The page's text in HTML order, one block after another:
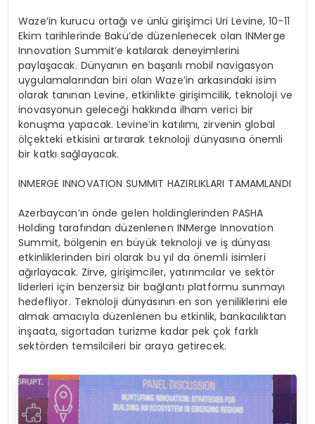
Waze’in kurucu ortağı ve ünlü girişimci Uri Levine, 10-11
Ekim tarihlerinde Bakü’de düzenlenecek olan INMerge
Innovation Summit’e katılarak deneyimlerini
paylaşacak. Dünyanın en başarılı mobil navigasyon
uygulamalarından biri olan Waze’in arkasındaki isim
olarak tanınan Levine, etkinlikte girişimcilik, teknoloji ve
inovasyonun geleceği hakkında ilham verici bir
konuşma yapacak. Levine’in katılımı, zirvenin global
ölçekteki etkisini artırarak teknoloji dünyasına önemli
bir katkı sağlayacak.
INMERGE INNOVATION SUMMIT HAZIRLIKLARI TAMAMLANDI
Azerbaycan’ın önde gelen holdinglerinden PASHA
Holding tarafından düzenlenen INMerge Innovation
Summit, bölgenin en büyük teknoloji ve iş dünyası
etkinliklerinden biri olarak bu yıl da önemli isimleri
ağırlayacak. Zirve, girişimciler, yatırımcılar ve sektör
liderleri için benzersiz bir bağlantı platformu sunmayı
hedefliyor. Teknoloji dünyasının en son yeniliklerini ele
almak amacıyla düzenlenen bu etkinlik, bankacılıktan
inşaata, sigortadan turizme kadar pek çok farklı
sektörden temsilcileri bir araya getirecek.